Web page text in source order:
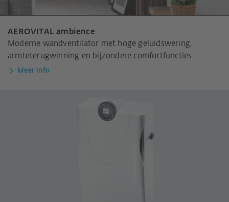
AEROVITAL ambience
Moderne wandventilator met hoge geluidswering,
armteterugwinning en bijzondere comfortfuncties.
Meer info